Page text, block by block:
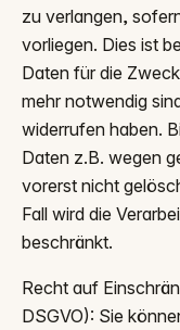
zu verlangen,
vorliegen. Dies ist
Daten für die
mehr notwendig
widerrufen haben.
Daten z.B. wegen
vorerst nicht
Fall wird die
beschränkt.
Recht auf
DSGVO): Sie